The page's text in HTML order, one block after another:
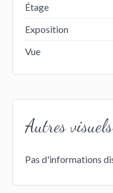
Étage
Exposition
Vue
Autres visuels
Pas d'informations